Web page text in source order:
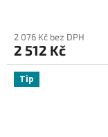
2 076 Kč bez DPH
2 512 Kč
Tip